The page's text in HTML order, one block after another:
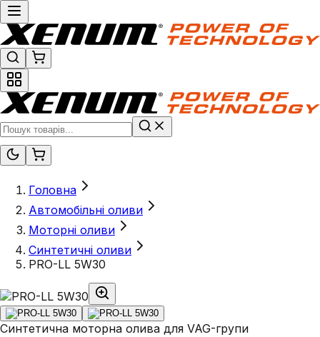
Головна
Автомобільні оливи
Моторні оливи
Синтетичні оливи
PRO-LL 5W30
Синтетична моторна олива для VAG-групи